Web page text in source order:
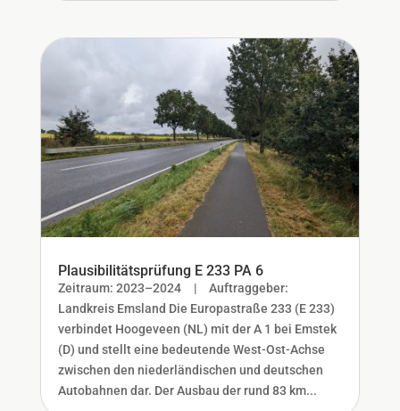
Plausibilitätsprüfung E 233 PA 6
Zeitraum: 2023–2024 | Auftraggeber:
Landkreis Emsland Die Europastraße 233 (E 233)
verbindet Hoogeveen (NL) mit der A 1 bei Emstek
(D) und stellt eine bedeutende West-Ost-Achse
zwischen den niederländischen und deutschen
Autobahnen dar. Der Ausbau der rund 83 km...